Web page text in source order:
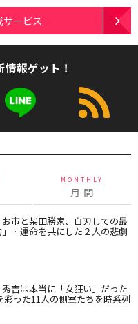
ービス
報ゲット！
MONTHLY
月 間
お市と柴田勝家、自刃しての最
…運命を共にした２人の悲劇
秀吉は本当に「女狂い」だった
彩った11人の側室たちを時系列